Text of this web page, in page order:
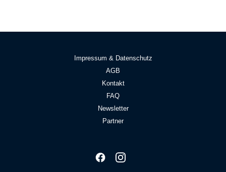
Impressum & Datenschutz
AGB
Kontakt
FAQ
Newsletter
Partner